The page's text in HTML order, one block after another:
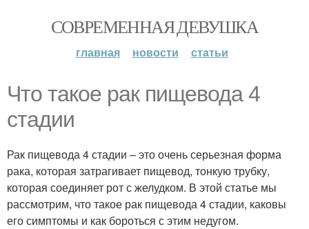
СОВРЕМЕННАЯ ДЕВУШКА
главная новости статьи
Что такое рак пищевода 4
стадии
Рак пищевода 4 стадии – это очень серьезная форма
рака, которая затрагивает пищевод, тонкую трубку,
которая соединяет рот с желудком. В этой статье мы
рассмотрим, что такое рак пищевода 4 стадии, каковы
его симптомы и как бороться с этим недугом.